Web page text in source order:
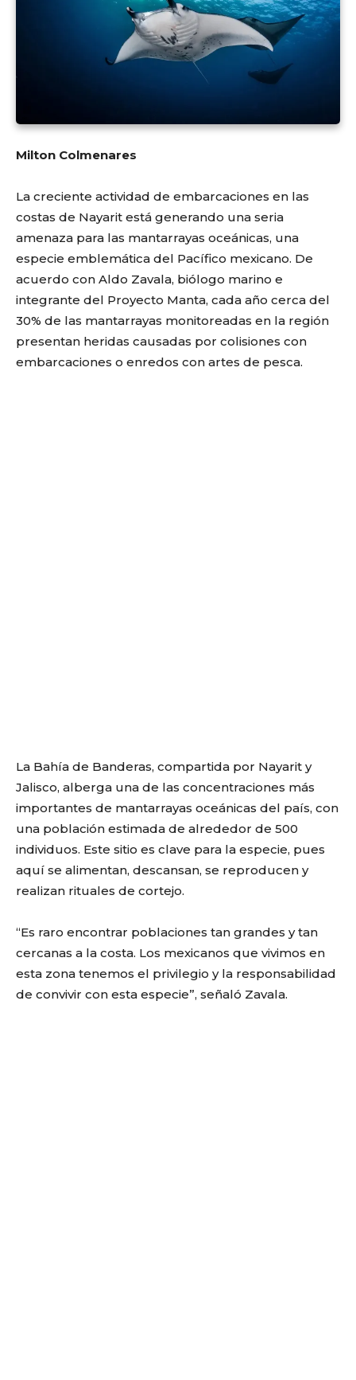
Milton Colmenares
La creciente actividad de embarcaciones en las
costas de Nayarit está generando una seria
amenaza para las mantarrayas oceánicas, una
especie emblemática del Pacífico mexicano. De
acuerdo con Aldo Zavala, biólogo marino e
integrante del Proyecto Manta, cada año cerca del
30% de las mantarrayas monitoreadas en la región
presentan heridas causadas por colisiones con
embarcaciones o enredos con artes de pesca.
La Bahía de Banderas, compartida por Nayarit y
Jalisco, alberga una de las concentraciones más
importantes de mantarrayas oceánicas del país, con
una población estimada de alrededor de 500
individuos. Este sitio es clave para la especie, pues
aquí se alimentan, descansan, se reproducen y
realizan rituales de cortejo.
“Es raro encontrar poblaciones tan grandes y tan
cercanas a la costa. Los mexicanos que vivimos en
esta zona tenemos el privilegio y la responsabilidad
de convivir con esta especie”, señaló Zavala.